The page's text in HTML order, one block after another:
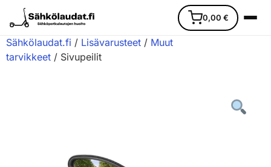
0,00 €
Sähkölaudat.fi / Lisävarusteet / Muut
tarvikkeet / Sivupeilit